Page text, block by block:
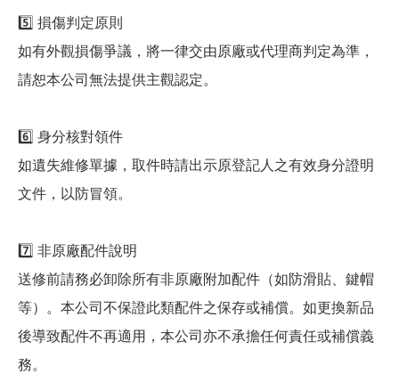
5️⃣ 損傷判定原則
如有外觀損傷爭議，將一律交由原廠或代理商判定為準，
請恕本公司無法提供主觀認定。
6️⃣ 身分核對領件
如遺失維修單據，取件時請出示原登記人之有效身分證明
文件，以防冒領。
7️⃣ 非原廠配件說明
送修前請務必卸除所有非原廠附加配件（如防滑貼、鍵帽
等）。本公司不保證此類配件之保存或補償。如更換新品
後導致配件不再適用，本公司亦不承擔任何責任或補償義
務。